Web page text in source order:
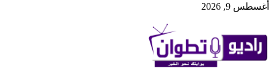
أغسطس 9, 2026